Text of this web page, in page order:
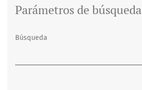
Parámetros de búsqueda
Búsqueda